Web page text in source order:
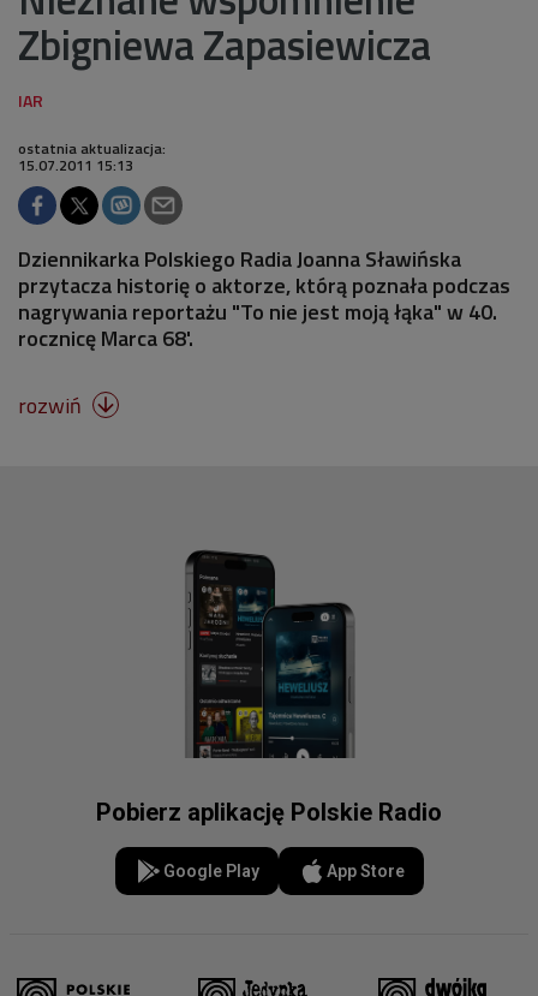
Zbigniewa Zapasiewicza
ostatnia aktualizacja:
15.07.2011 15:13
Dziennikarka Polskiego Radia Joanna Sławińska
przytacza historię o aktorze, którą poznała podczas
nagrywania reportażu "To nie jest moją łąka" w 40.
rocznicę Marca 68'.
rozwiń 
Pobierz aplikację Polskie Radio
Google Play App Store